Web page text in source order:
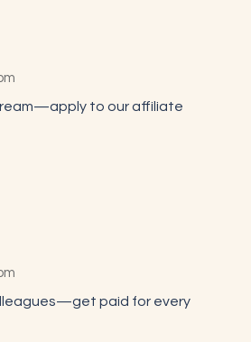
to our affiliate
paid for every